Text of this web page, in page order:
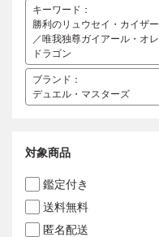
キーワード ：
勝利のリュウセイ・カイザー
／唯我独尊ガイアール・オレ
ドラゴン
ブランド ：
デュエル・マスターズ
対象商品
鑑定付き
送料無料
匿名配送